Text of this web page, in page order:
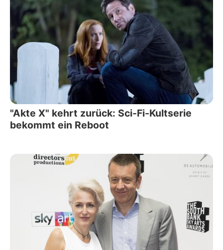
"Akte X" kehrt zurück: Sci-Fi-Kultserie
bekommt ein Reboot